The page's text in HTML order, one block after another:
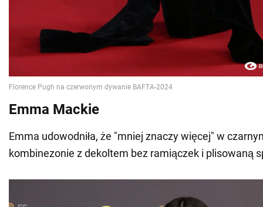
Emma Mackie
Emma udowodniła, że "mniej znaczy więcej" w
kombinezonie z dekoltem bez ramiączek i plisowaną